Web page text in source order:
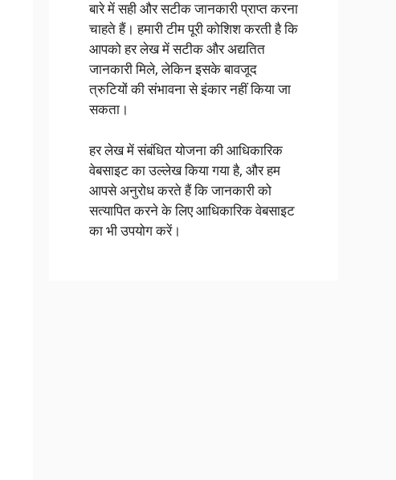
बारे में सही और सटीक जानकारी प्राप्त करना
चाहते हैं। हमारी टीम पूरी कोशिश करती है कि
आपको हर लेख में सटीक और अद्यतित
जानकारी मिले, लेकिन इसके बावजूद
त्रुटियों की संभावना से इंकार नहीं किया जा
सकता।
हर लेख में संबंधित योजना की आधिकारिक
वेबसाइट का उल्लेख किया गया है, और हम
आपसे अनुरोध करते हैं कि जानकारी को
सत्यापित करने के लिए आधिकारिक वेबसाइट
का भी उपयोग करें।